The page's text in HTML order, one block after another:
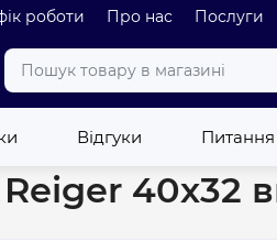
роботи Про нас Послуги
Відгуки Питання
Перехідник - редукція Reiger
40х32